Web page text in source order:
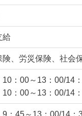
給
険、労災保険、社会
10：00～13：00/14
10：00～13：00/14
9：45～13：00/14：